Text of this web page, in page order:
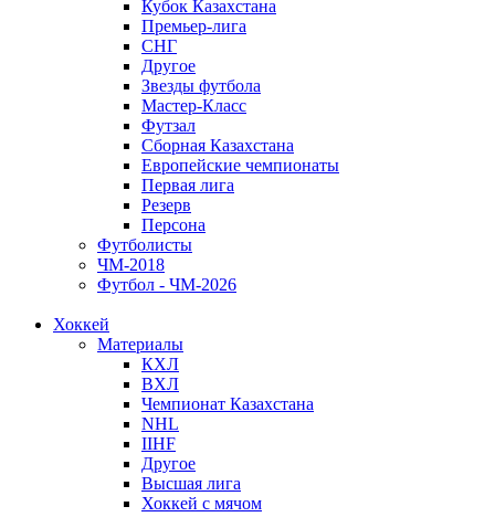
Кубок Казахстана
Премьер-лига
СНГ
Другое
Звезды футбола
Мастер-Класс
Футзал
Сборная Казахстана
Европейские чемпионаты
Первая лига
Резерв
Персона
Футболисты
ЧМ-2018
Футбол - ЧМ-2026
Хоккей
Материалы
КХЛ
ВХЛ
Чемпионат Казахстана
NHL
IIHF
Другое
Высшая лига
Хоккей с мячом